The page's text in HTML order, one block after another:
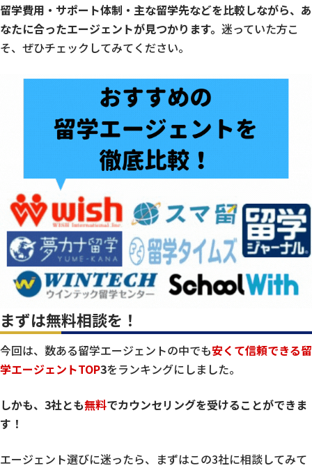
留学費用・サポート体制・主な留学先などを比較しながら、あ
なたに合ったエージェントが見つかります。 迷っていた方こ
そ、ぜひチェックしてみてください。
まずは無料相談を！
今回は、数ある留学エージェントの中でも安くて信頼できる留
学エージェントTOP3をランキングにしました。
しかも、3社とも無料でカウンセリングを受けることができま
す！
エージェント選びに迷ったら、まずはこの3社に相談してみて